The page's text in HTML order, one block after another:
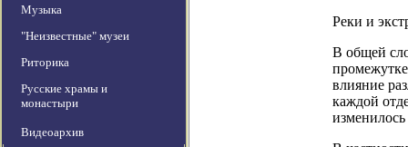
Музыка
"Неизвестные" музеи
Риторика
Русские храмы и
монастыри
Видеоархив
Реки и
В общей
влияние
каждой